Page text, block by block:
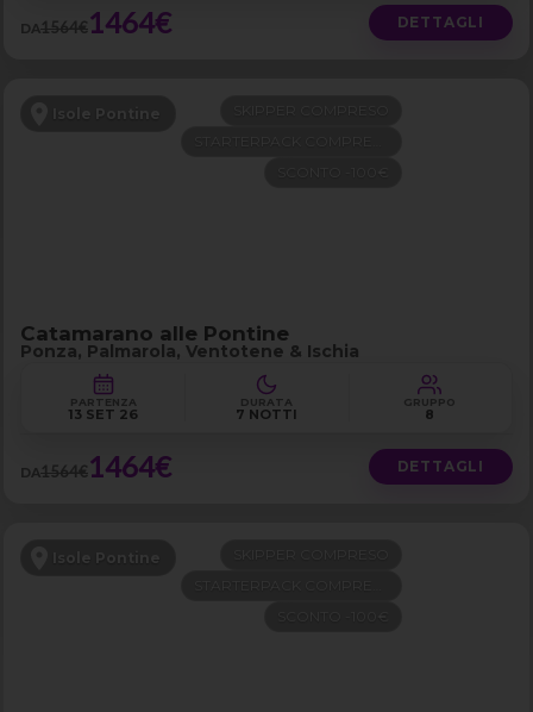
DA1564€1464€ DETTAGLI
Isole Pontine
Catamarano alle Pontine
Ponza, Palmarola, Ventotene & Ischia
PARTENZA
13 SET 26
DURATA
7 NOTTI
GRUPPO
8
DA1564€1464€ DETTAGLI
Isole Pontine